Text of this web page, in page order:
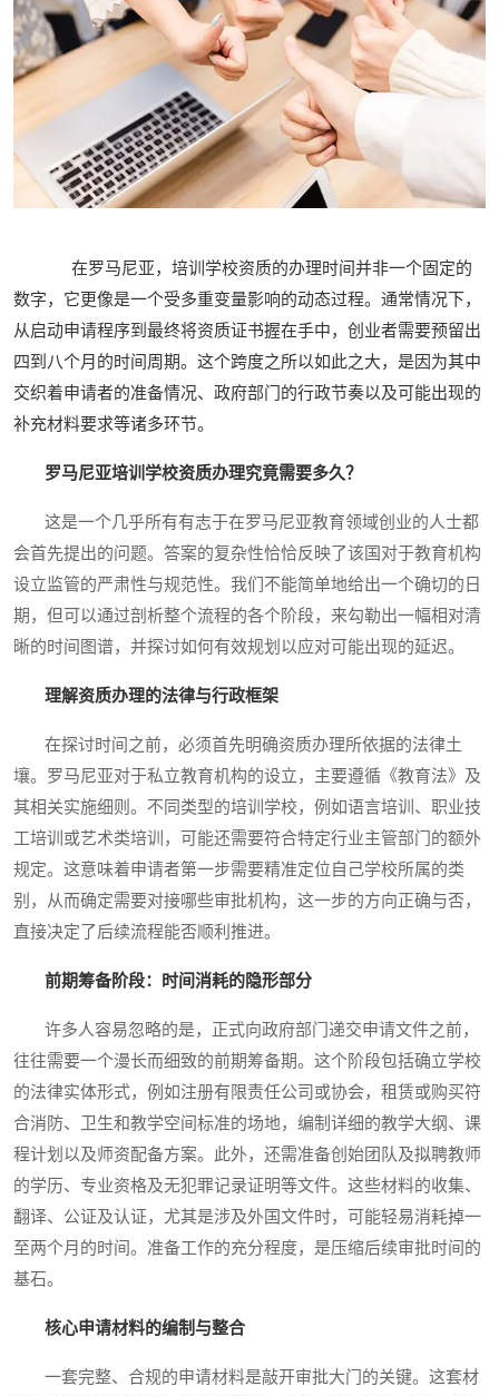
在罗马尼亚，培训学校资质的办理时间并非一个固定的
数字，它更像是一个受多重变量影响的动态过程。通常情况下，
从启动申请程序到最终将资质证书握在手中，创业者需要预留出
四到八个月的时间周期。这个跨度之所以如此之大，是因为其中
交织着申请者的准备情况、政府部门的行政节奏以及可能出现的
补充材料要求等诸多环节。
罗马尼亚培训学校资质办理究竟需要多久？
这是一个几乎所有有志于在罗马尼亚教育领域创业的人士都
会首先提出的问题。答案的复杂性恰恰反映了该国对于教育机构
设立监管的严肃性与规范性。我们不能简单地给出一个确切的日
期，但可以通过剖析整个流程的各个阶段，来勾勒出一幅相对清
晰的时间图谱，并探讨如何有效规划以应对可能出现的延迟。
理解资质办理的法律与行政框架
在探讨时间之前，必须首先明确资质办理所依据的法律土
壤。罗马尼亚对于私立教育机构的设立，主要遵循《教育法》及
其相关实施细则。不同类型的培训学校，例如语言培训、职业技
工培训或艺术类培训，可能还需要符合特定行业主管部门的额外
规定。这意味着申请者第一步需要精准定位自己学校所属的类
别，从而确定需要对接哪些审批机构，这一步的方向正确与否，
直接决定了后续流程能否顺利推进。
前期筹备阶段：时间消耗的隐形部分
许多人容易忽略的是，正式向政府部门递交申请文件之前，
往往需要一个漫长而细致的前期筹备期。这个阶段包括确立学校
的法律实体形式，例如注册有限责任公司或协会，租赁或购买符
合消防、卫生和教学空间标准的场地，编制详细的教学大纲、课
程计划以及师资配备方案。此外，还需准备创始团队及拟聘教师
的学历、专业资格及无犯罪记录证明等文件。这些材料的收集、
翻译、公证及认证，尤其是涉及外国文件时，可能轻易消耗掉一
至两个月的时间。准备工作的充分程度，是压缩后续审批时间的
基石。
核心申请材料的编制与整合
一套完整、合规的申请材料是敲开审批大门的关键。这套材